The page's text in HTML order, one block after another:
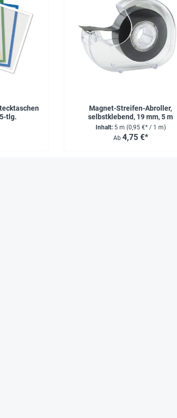
tlg.
Magnet-Streifen-Abroller,
selbstklebend, 19 mm, 5 m
Inhalt: 5 m (0,95 €* / 1 m)
Ab 4,75 €*